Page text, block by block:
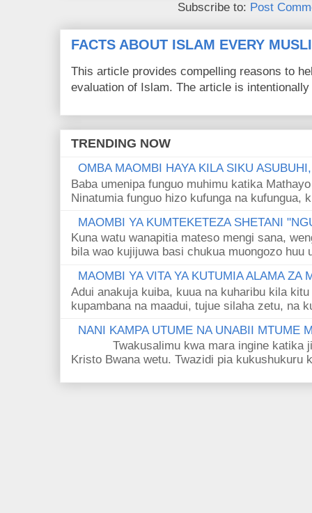
Subscribe to: Post
FACTS ABOUT ISLAM EVERY
This article provides compelling reasons to
evaluation of Islam. The article is
TRENDING NOW
OMBA MAOMBI HAYA KILA SIKU
Baba umenipa funguo muhimu katika
Ninatumia funguo hizo kufunga na kufungua,
MAOMBI YA KUMTEKETEZA SHETANI
Kuna watu wanapitia mateso mengi sana,
bila wao kujijuwa basi chukua muongozo huu
MAOMBI YA VITA YA KUTUMIA ALAMA ZA
Adui anakuja kuiba, kuua na kuharibu kila
kupambana na maadui, tujue silaha zetu, na
NANI KAMPA UTUME NA UNABII MTUME
Twakusalimu kwa mara ingine katika
Kristo Bwana wetu. Twazidi pia kukushukuru